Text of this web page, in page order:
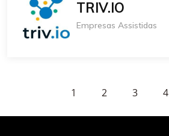
TRIV.IO
Empresas Assistidas
1 2 3 4